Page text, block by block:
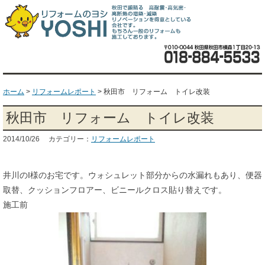
ホーム > リフォームレポート > 秋田市 リフォーム トイレ改装
秋田市 リフォーム トイレ改装
2014/10/26 カテゴリー： リフォームレポート
井川のI様のお宅です。ウォシュレット部分からの水漏れもあり、便器
取替、クッションフロアー、ビニールクロス貼り替えです。
施工前